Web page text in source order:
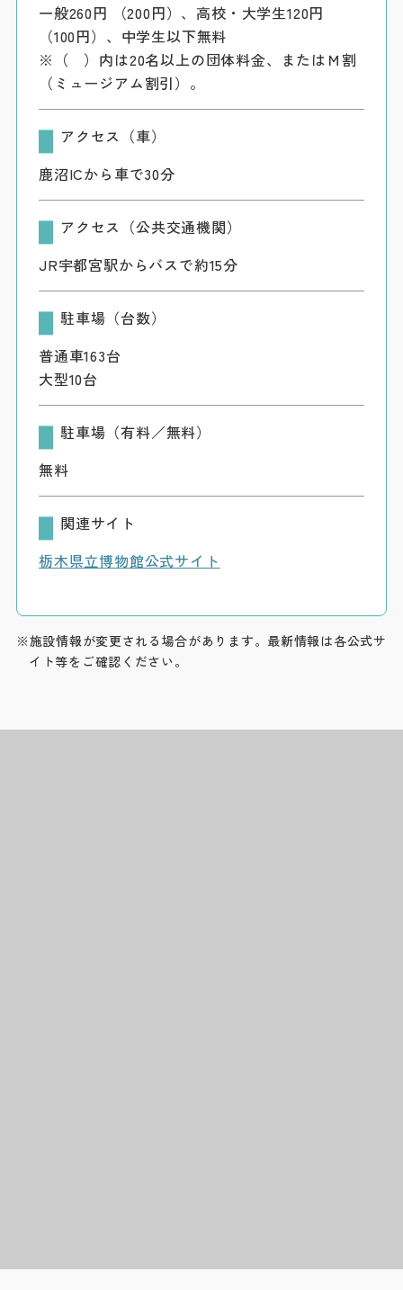
一般260円 （200円）、高校・大学生120円
（100円）、中学生以下無料
※（ ）内は20名以上の団体料金、またはＭ割
（ミュージアム割引）。
アクセス（車）
鹿沼ICから車で30分
アクセス（公共交通機関）
JR宇都宮駅からバスで約15分
駐車場（台数）
普通車163台
大型10台
駐車場（有料／無料）
無料
関連サイト
栃木県立博物館公式サイト
※施設情報が変更される場合があります。最新情報は各公式サ
イト等をご確認ください。